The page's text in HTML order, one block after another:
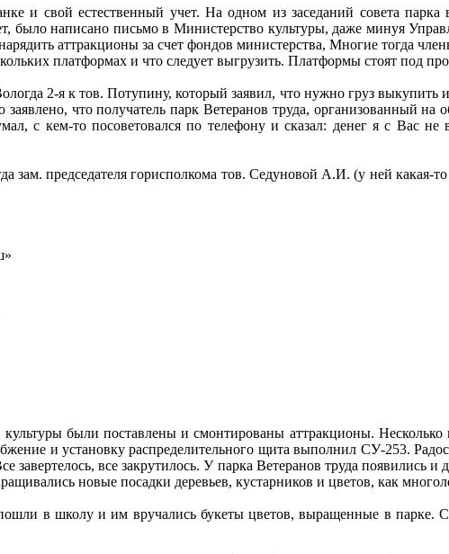
и свой естественный учет. На одном из заседаний совета парка
было написано письмо в Министерство культуры, даже минуя
аттракционы за счет фондов министерства, Многие тогда
платформах и что следует выгрузить. Платформы стоят под
2-я к тов. Потупину, который заявил, что нужно груз выкупить и
что получатель парк Ветеранов труда, организованный
с кем-то посоветовался по телефону и сказал: денег я с Вас
председателя горисполкома тов. Седуновой А.И. (у ней какая-
были поставлены и смонтированы аттракционы. Несколько
и установку распределительного щита выполнил СУ-253.
завертелось, все закрутилось. У парка Ветеранов труда появились
новые посадки деревьев, кустарников и цветов, как
в школу и им вручались букеты цветов, выращенные в парке.